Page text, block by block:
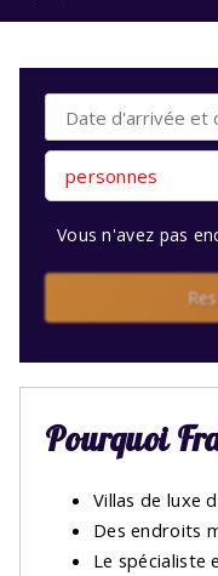
personnes
Vous n'avez pas
Pourquoi
Villas de luxe
Des endroits
Le spécialiste